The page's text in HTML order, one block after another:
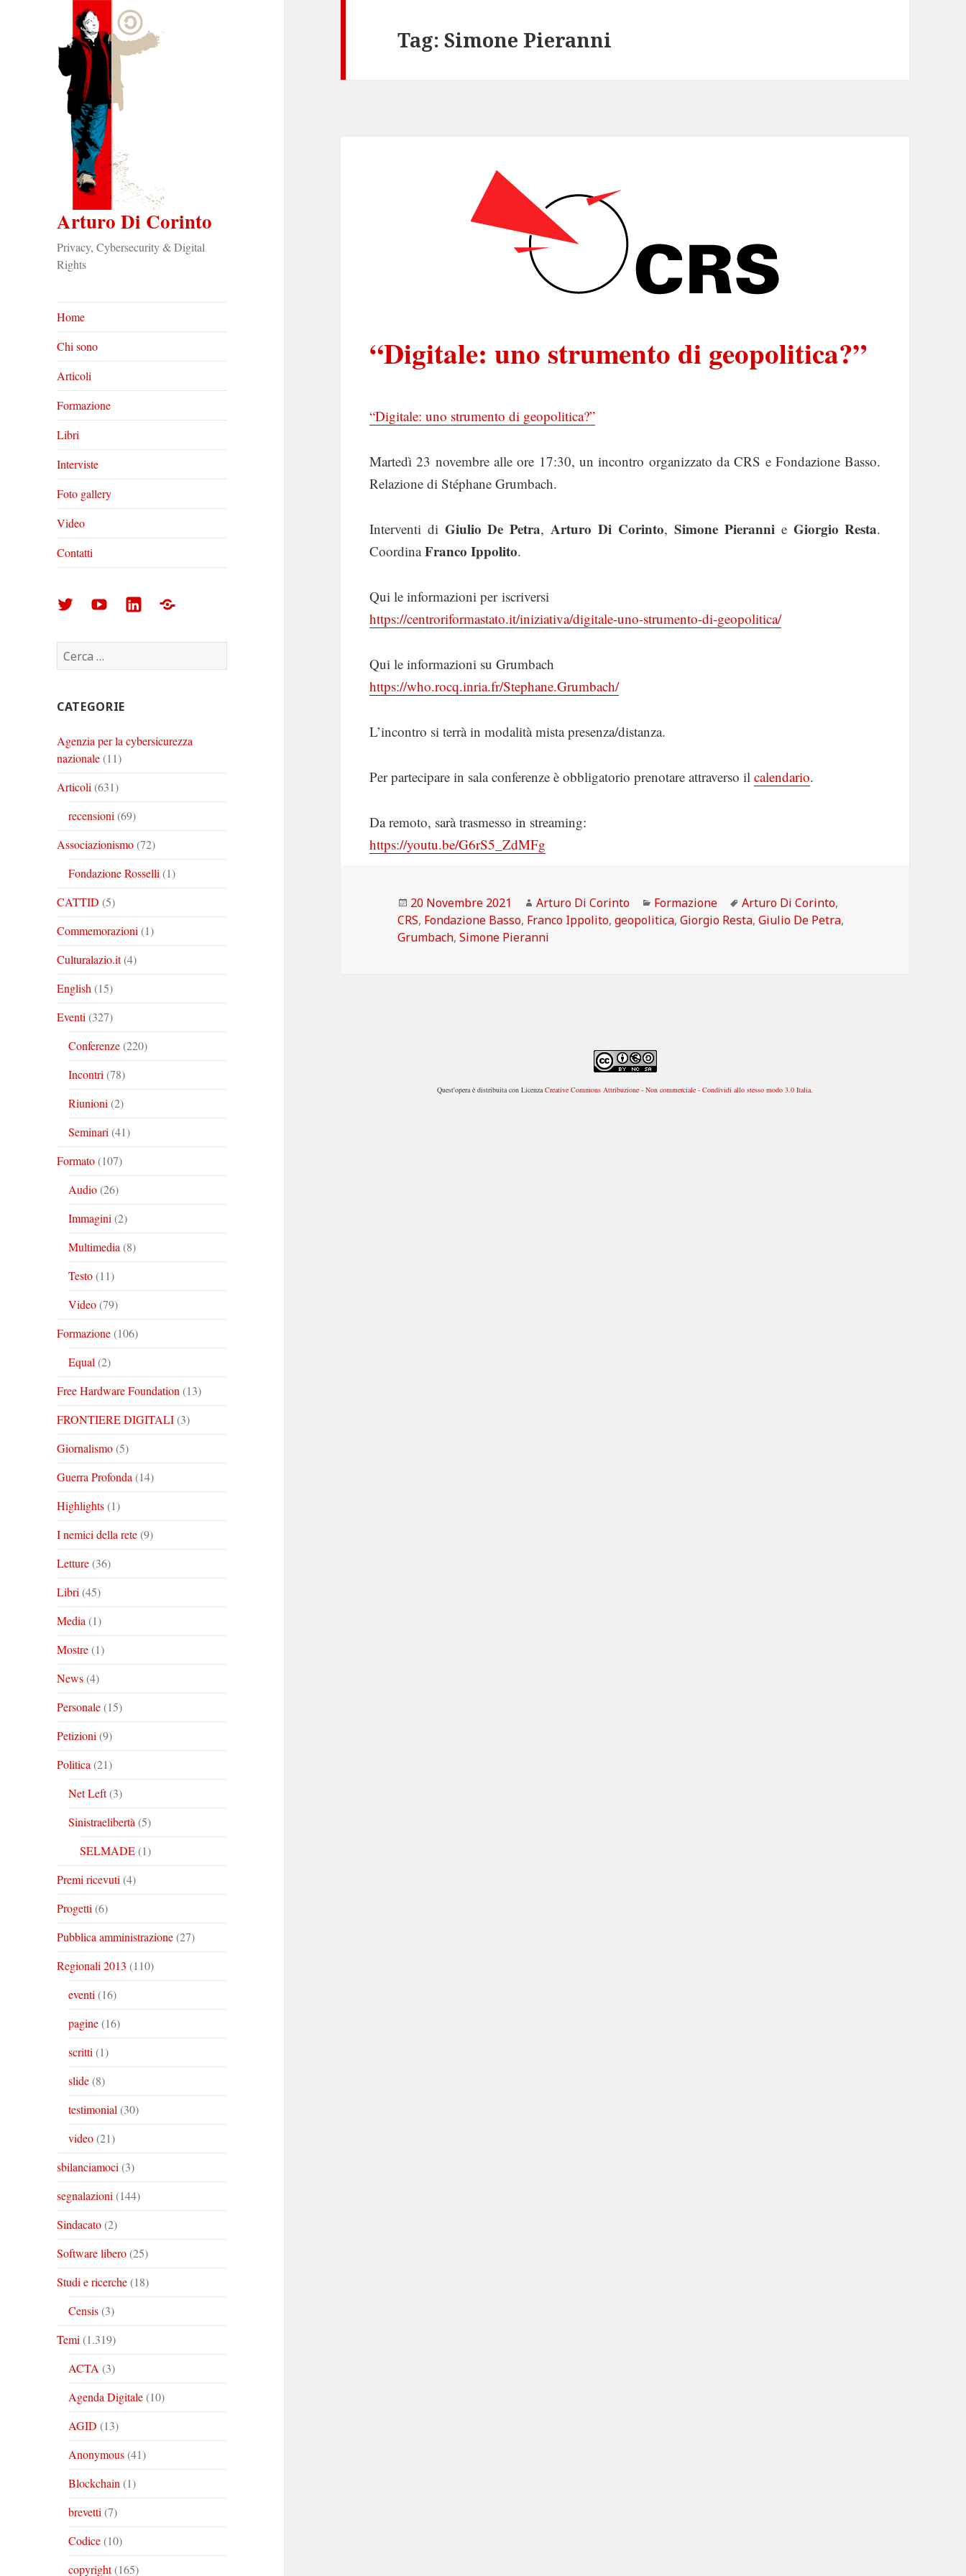
Arturo Di Corinto
Privacy, Cybersecurity & Digital
Rights
Home
Chi sono
Articoli
Formazione
Libri
Interviste
Foto gallery
Video
Contatti
Arturo
Corinto
su
Arturo
Corinto
su
Arturo
su
Foto
Ricerca
per:
CATEGORIE
Agenzia per la cybersicurezza
nazionale(11)
Articoli (631)
recensioni (69)
Associazionismo(72)
Fondazione Rosselli (1)
CATTID (5)
Commemorazioni (1)
Culturalazio.it(4)
English (15)
Eventi (327)
Conferenze(220)
Incontri (78)
Riunioni (2)
Seminari (41)
Formato(107)
Audio(26)
Immagini (2)
Multimedia (8)
Testo(11)
Video(79)
Formazione(106)
Equal (2)
Free Hardware Foundation (13)
FRONTIERE DIGITALI(3)
Giornalismo(5)
Guerra Profonda (14)
Highlights(1)
I nemici della rete(9)
Letture(36)
Libri (45)
Media (1)
Mostre(1)
News(4)
Personale(15)
Petizioni (9)
Politica (21)
Net Left(3)
Sinistraelibertà (5)
SELMADE(1)
Premi ricevuti (4)
Progetti (6)
Pubblica amministrazione(27)
Regionali 2013 (110)
eventi (16)
pagine(16)
scritti (1)
slide(8)
testimonial (30)
video(21)
sbilanciamoci (3)
segnalazioni (144)
Sindacato(2)
Software libero(25)
Studi e ricerche(18)
Censis(3)
Temi (1.319)
ACTA (3)
Agenda Digitale(10)
AGID (13)
Anonymous(41)
Blockchain (1)
brevetti (7)
Codice(10)
copyright(165)
Tag:Simone Pieranni
“Digitale: uno strumento di geopolitica?”
“Digitale: uno strumento di geopolitica?”
Martedì 23 novembre alle ore 17:30, un incontro organizzato da CRS e Fondazione Basso.
Relazione di Stéphane Grumbach.
Interventi di Giulio De Petra, Arturo Di Corinto, Simone Pieranni e Giorgio Resta.
CoordinaFranco Ippolito.
Qui le informazioni per iscriversi
https://centroriformastato.it/iniziativa/digitale-uno-strumento-di-geopolitica/
Qui le informazioni su Grumbach
https://who.rocq.inria.fr/Stephane.Grumbach/
L’incontro si terrà in modalità mista presenza/distanza.
Per partecipare in sala conferenze è obbligatorio prenotare attraverso il calendario.
Da remoto, sarà trasmesso in streaming:
https://youtu.be/G6rS5_ZdMFg
Scritto
il
20 Novembre 2021 Autore
Arturo Di Corinto Categorie
Formazione Tag
Arturo Di Corinto,
CRS, Fondazione Basso, Franco Ippolito,geopolitica,Giorgio Resta,Giulio De Petra,
Grumbach,Simone Pieranni
Quest'opera è distribuita con LicenzaCreative Commons Attribuzione - Non commerciale - Condividi allo stesso modo 3.0 Italia